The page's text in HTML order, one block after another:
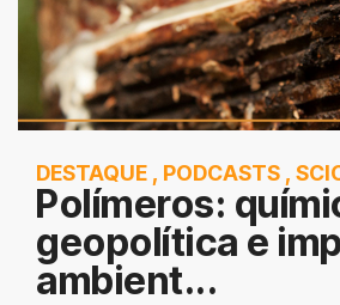
DESTAQUE , PODCASTS ,
Polímeros:
geopolítica e
ambient...